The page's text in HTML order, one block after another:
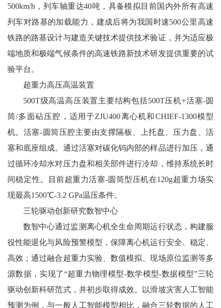
500km/h，列车轴重达40吨，具备模拟目前国内外所有高速
列车对路基的加载能力，建成后将为我国时速500公里高速
铁路的路基设计与建造关键技术提供技术验证，并为适应极
端地质和极端气候条件的高速铁路新技术研发提供重要的试
验平台。
超重力高压高温装置
500T级高温高压装置主要结构包括500T压机+活塞-圆
筒/多面砧压腔，适用于ZJU400离心机和CHIEF-1300模型
机。活塞-圆筒压腔主要由支撑隔板、上托盘、压力盘、活
塞和底座组成。通过活塞对碳化钨内部的样品进行加压，通
过循环冷却水对压力盘和相关部件进行冷却，维持系统长时
间稳定性。目前超重力活塞-圆筒型压机在120g超重力场实
现最高1500℃-3.2 GPa温压条件。
三轮驱动创新研究数智中心
数智中心通过监测离心机全生命周期运行状态，构建服
役性能退化与风险预警模型，保障离心机运行安全、稳定、
高效；通过融合超重力实验、数值模拟、现场原位监测等多
源数据，实现了“超重力物理模型-数学模型-数据模型”三轮
驱动创新科研范式，并初步取得成效。以滑坡灾害人工智能
预测为例，与一般人工智能模型相比，融合三轮数据的人工